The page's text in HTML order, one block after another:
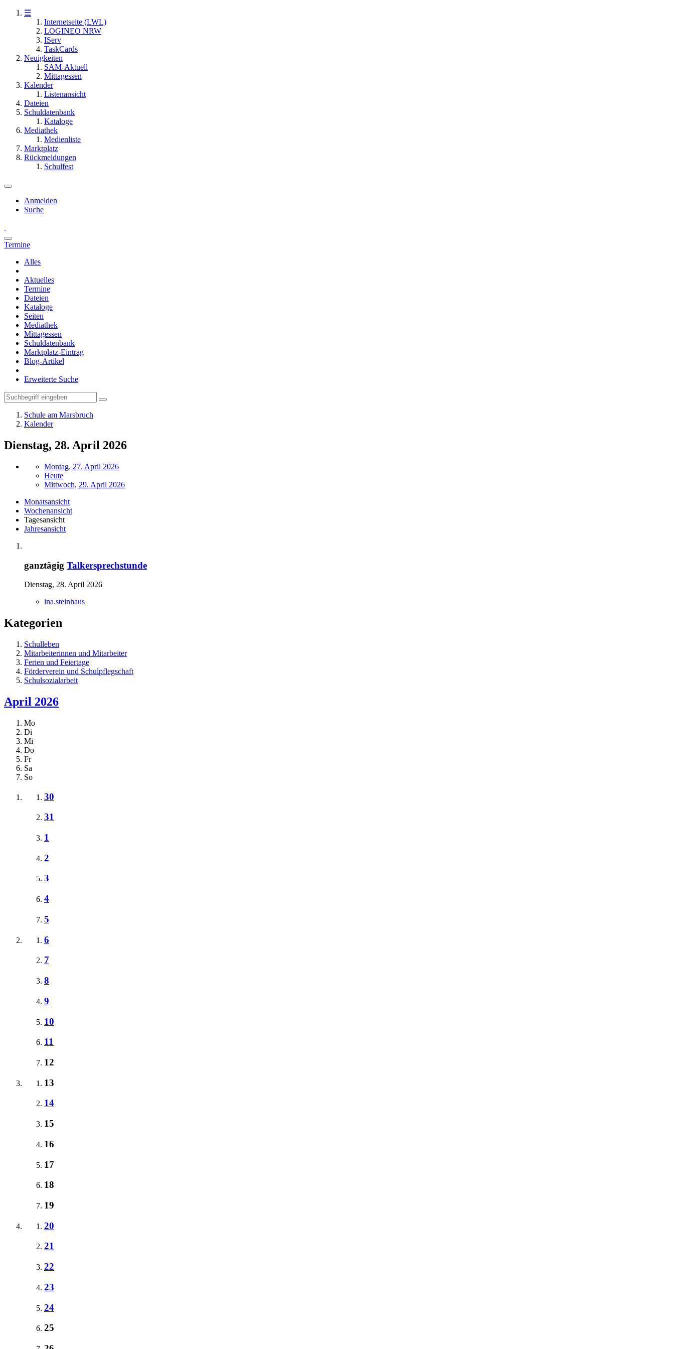
☰
Internetseite (LWL)
LOGINEO NRW
IServ
TaskCards
Neuigkeiten
SAM-Aktuell
Mittagessen
Kalender
Listenansicht
Dateien
Schuldatenbank
Kataloge
Mediathek
Medienliste
Marktplatz
Rückmeldungen
Schulfest
Anmelden
Suche
Termine
Alles
Aktuelles
Termine
Dateien
Kataloge
Seiten
Mediathek
Mittagessen
Schuldatenbank
Marktplatz-Eintrag
Blog-Artikel
Erweiterte Suche
Schule am Marsbruch
Kalender
Dienstag, 28. April 2026
Montag, 27. April 2026
Heute
Mittwoch, 29. April 2026
Monatsansicht
Wochenansicht
Tagesansicht
Jahresansicht
ganztägig Talkersprechstunde
Dienstag, 28. April 2026
ina.steinhaus
Kategorien
Schulleben
Mitarbeiterinnen und Mitarbeiter
Ferien und Feiertage
Förderverein und Schulpflegschaft
Schulsozialarbeit
April 2026
Mo
Di
Mi
Do
Fr
Sa
So
30
31
1
2
3
4
5
6
7
8
9
10
11
12
13
14
15
16
17
18
19
20
21
22
23
24
25